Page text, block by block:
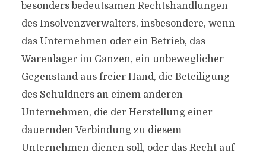
besonders bedeutsamen Rechtshandlungen
des Insolvenzverwalters, insbesondere, wenn
das Unternehmen oder ein Betrieb, das
Warenlager im Ganzen, ein unbeweglicher
Gegenstand aus freier Hand, die Beteiligung
des Schuldners an einem anderen
Unternehmen, die der Herstellung einer
dauernden Verbindung zu diesem
Unternehmen dienen soll, oder das Recht auf